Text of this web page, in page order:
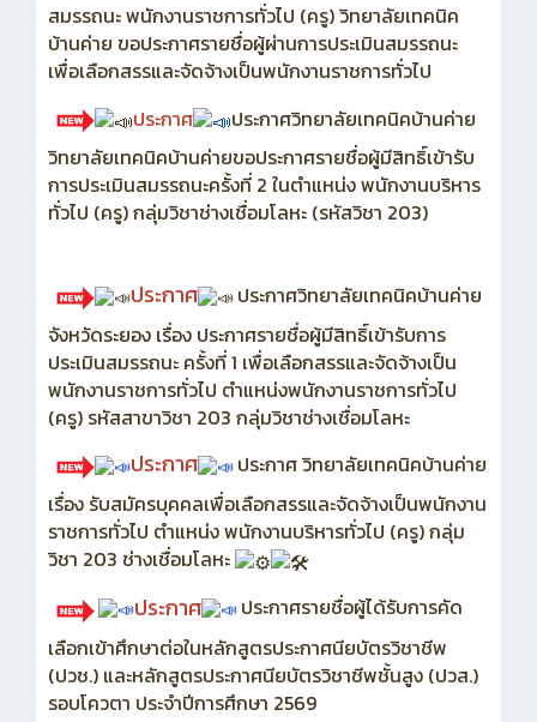
สมรรถนะ พนักงานราชการทั่วไป (ครู) วิทยาลัยเทคนิค
บ้านค่าย ขอประกาศรายชื่อผู้ผ่านการประเมินสมรรถนะ
เพื่อเลือกสรรและจัดจ้างเป็นพนักงานราชการทั่วไป
ประกาศ
ประกาศวิทยาลัยเทคนิคบ้านค่าย
วิทยาลัยเทคนิคบ้านค่ายขอประกาศรายชื่อผู้มีสิทธิ์เข้ารับ
การประเมินสมรรถนะครั้งที่ 2 ในตำแหน่ง พนักงานบริหาร
ทั่วไป (ครู) กลุ่มวิชาช่างเชื่อมโลหะ (รหัสวิชา 203)
ประกาศ
ประกาศวิทยาลัยเทคนิคบ้านค่าย
จังหวัดระยอง เรื่อง ประกาศรายชื่อผู้มีสิทธิ์เข้ารับการ
ประเมินสมรรถนะ ครั้งที่ 1 เพื่อเลือกสรรและจัดจ้างเป็น
พนักงานราชการทั่วไป ตำแหน่งพนักงานราชการทั่วไป
(ครู) รหัสสาขาวิชา 203 กลุ่มวิชาช่างเชื่อมโลหะ
ประกาศ
ประกาศ วิทยาลัยเทคนิคบ้านค่าย
เรื่อง รับสมัครบุคคลเพื่อเลือกสรรและจัดจ้างเป็นพนักงาน
ราชการทั่วไป ตำแหน่ง พนักงานบริหารทั่วไป (ครู) กลุ่ม
วิชา 203 ช่างเชื่อมโลหะ
ประกาศ
ประกาศรายชื่อผู้ได้รับการคัด
เลือกเข้าศึกษาต่อในหลักสูตรประกาศนียบัตรวิชาชีพ
(ปวช.) และหลักสูตรประกาศนียบัตรวิชาชีพชั้นสูง (ปวส.)
รอบโควตา ประจำปีการศึกษา 2569